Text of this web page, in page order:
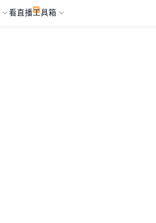
看直播工具箱